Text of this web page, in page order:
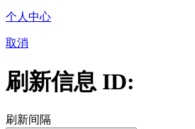
个人中心
取消
刷新信息 ID:
刷新间隔